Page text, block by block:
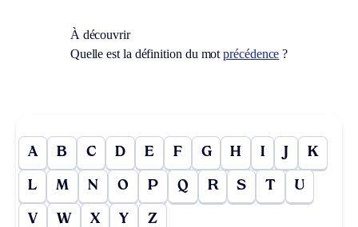
À découvrir
Quelle est la définition du motprécédence ?
A B C D E F G H I J K
L M N O P Q R S T U
V W X Y Z